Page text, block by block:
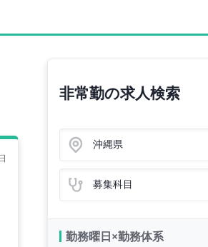
非常勤の求人検索
沖縄県
募集科目
勤務曜日×勤務体系